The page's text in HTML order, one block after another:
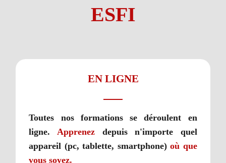
ESFI
EN LIGNE
Toutes nos formations se déroulent en
ligne. Apprenez depuis n'importe quel
appareil (pc, tablette, smartphone)où que
vous soyez.